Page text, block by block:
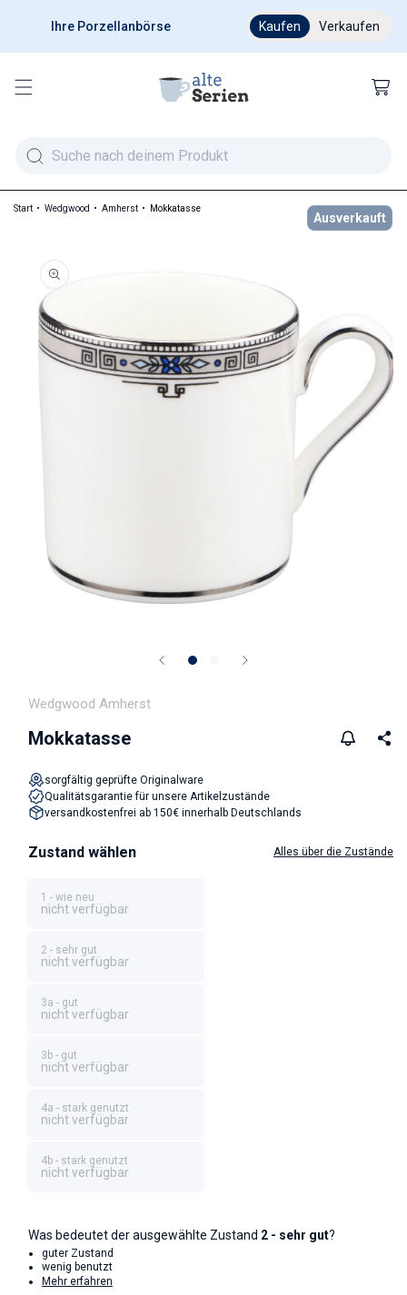
Ihre Porzellanbörse Ab 200 €
Kaufen Verkaufen
Start Wedgwood Amherst Mokkatasse
Ausverkauft
Wedgwood Amherst
Mokkatasse
sorgfältig geprüfte Originalware
Qualitätsgarantie für unsere Artikelzustände
versandkostenfrei ab 150€ innerhalb Deutschlands
Zustand wählen Alles über die Zustände
1 - wie neu
nicht verfügbar
2 - sehr gut
nicht verfügbar
3a - gut
nicht verfügbar
3b - gut
nicht verfügbar
4a - stark genutzt
nicht verfügbar
4b - stark genutzt
nicht verfügbar
Was bedeutet der ausgewählte Zustand 2 - sehr gut?
guter Zustand
wenig benutzt
Mehr erfahren